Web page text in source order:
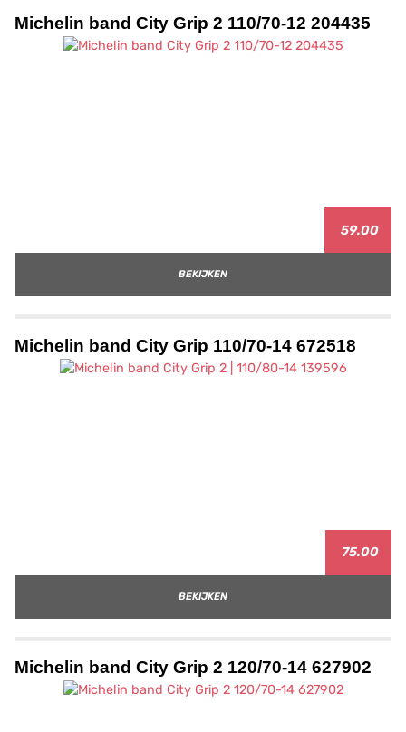
Michelin band City Grip 2 110/70-12 204435
59.00
BEKIJKEN
Michelin band City Grip 110/70-14 672518
75.00
BEKIJKEN
Michelin band City Grip 2 120/70-14 627902